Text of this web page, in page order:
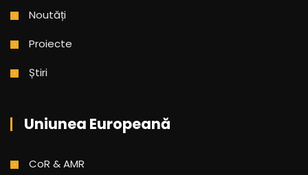
Noutăți
Proiecte
Știri
Uniunea Europeană
CoR & AMR